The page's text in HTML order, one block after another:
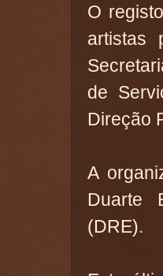
O
artistas
de
Direção
A
Duarte
(DRE).